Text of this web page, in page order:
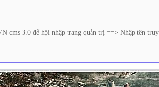
cms 3.0 để hội nhập trang quản trị ==> Nhập tên truy